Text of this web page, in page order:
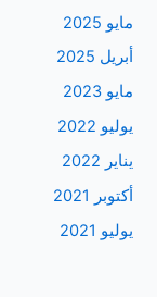
مايو 2025
أبريل 2025
مايو 2023
يوليو 2022
يناير 2022
أكتوبر 2021
يوليو 2021